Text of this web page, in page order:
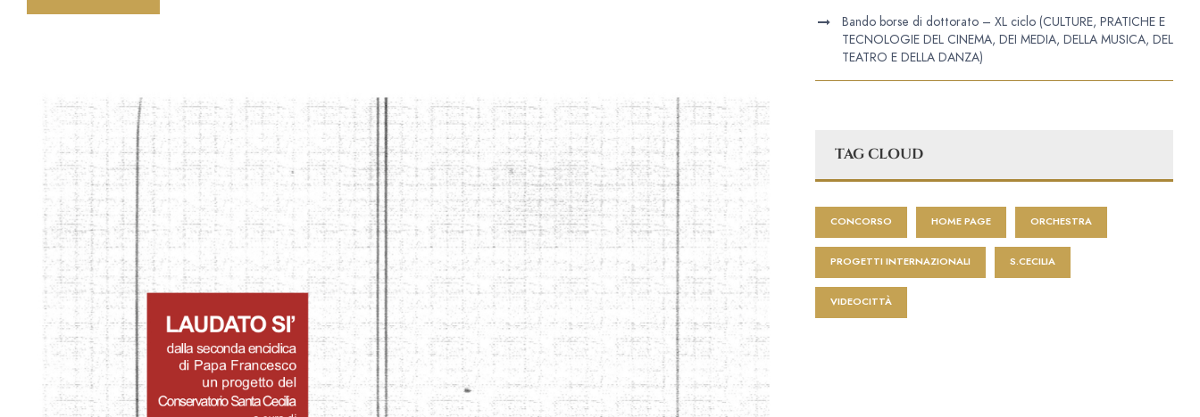
Bando borse di dottorato – XL ciclo (CULTURE, PRATICHE E
TECNOLOGIE DEL CINEMA, DEI MEDIA, DELLA MUSICA, DEL
TEATRO E DELLA DANZA)
TAG CLOUD
CONCORSO HOME PAGE ORCHESTRA
PROGETTI INTERNAZIONALI S.CECILIA
VIDEOCITTÀ